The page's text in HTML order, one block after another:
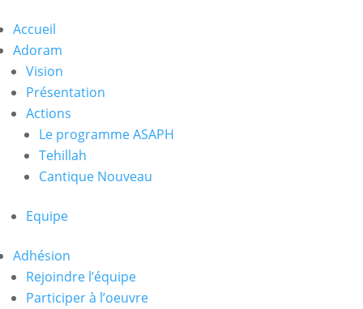
Accueil
Adoram
Vision
Présentation
Actions
Le programme ASAPH
Tehillah
Cantique Nouveau
Equipe
Adhésion
Rejoindre l’équipe
Participer à l’oeuvre